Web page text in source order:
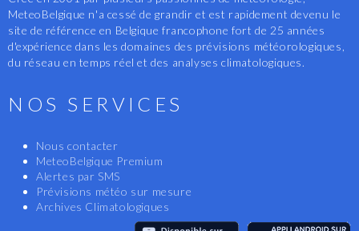
MeteoBelgique n'a cessé de grandir et est rapidement devenu le
site de référence en Belgique francophone fort de 25 années
d'expérience dans les domaines des prévisions météorologiques,
du réseau en temps réel et des analyses climatologiques.
NOS SERVICES
Nous contacter
MeteoBelgique Premium
Alertes par SMS
Prévisions météo sur mesure
Archives Climatologiques